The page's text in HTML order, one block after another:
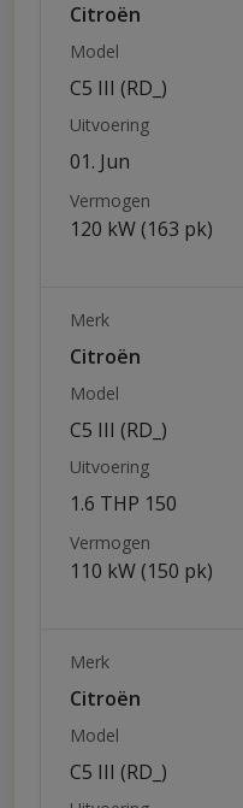
Citroën
Model
C5 III (RD_)
Uitvoering
01. Jun
Vermogen
120 kW (163 pk)
Merk
Citroën
Model
C5 III (RD_)
Uitvoering
1.6 THP 150
Vermogen
110 kW (150 pk)
Merk
Citroën
Model
C5 III (RD_)